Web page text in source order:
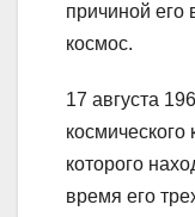
причиной его
космос.
17 августа
космического
которого
время его